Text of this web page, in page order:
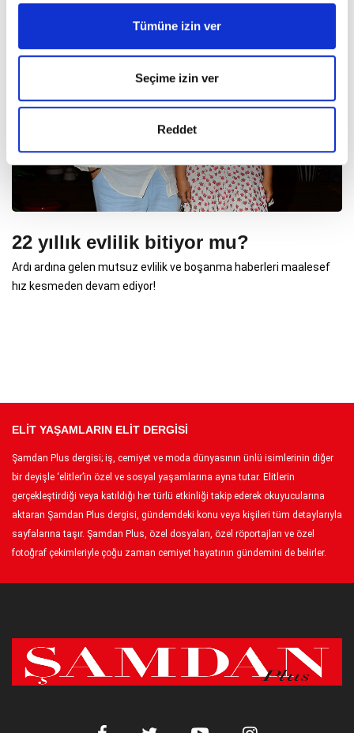
Tümüne izin ver
Seçime izin ver
Reddet
22 yıllık evlilik bitiyor mu?
Ardı ardına gelen mutsuz evlilik ve boşanma haberleri maalesef
hız kesmeden devam ediyor!
ELİT YAŞAMLARIN ELİT DERGİSİ
Şamdan Plus dergisi; iş, cemiyet ve moda dünyasının ünlü isimlerinin diğer
bir deyişle ‘elitler’in özel ve sosyal yaşamlarına ayna tutar. Elitlerin
gerçekleştirdiği veya katıldığı her türlü etkinliği takip ederek okuyucularına
aktaran Şamdan Plus dergisi, gündemdeki konu veya kişileri tüm detaylarıyla
sayfalarına taşır. Şamdan Plus, özel dosyaları, özel röportajları ve özel
fotoğraf çekimleriyle çoğu zaman cemiyet hayatının gündemini de belirler.